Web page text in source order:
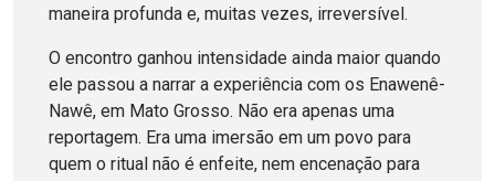
maneira profunda e, muitas vezes, irreversível.
O encontro ganhou intensidade ainda maior quando
ele passou a narrar a experiência com os Enawenê-
Nawê, em Mato Grosso. Não era apenas uma
reportagem. Era uma imersão em um povo para
quem o ritual não é enfeite, nem encenação para